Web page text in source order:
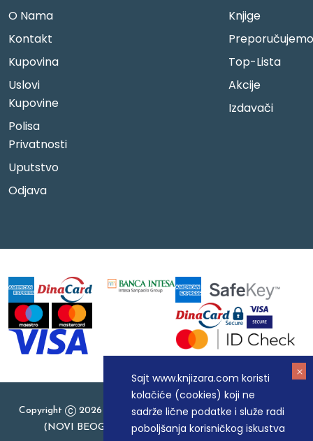
Sajt www.knjizara.com koristi
kolačiće (cookies) koji ne
sadrže lične podatke i služe radi
poboljšanja korisničkog iskustva
O Nama
Kontakt
Kupovina
Uslovi
Kupovine
Polisa
Privatnosti
Uputstvo
Odjava
Knjige
Preporučujemo
Top-Lista
Akcije
Izdavači
Copyright
2026 Knjizara.com - MAKART DOO BEOGRAD
(NOVI BEOGRAD), PIB: 105184104, MB: 20337524